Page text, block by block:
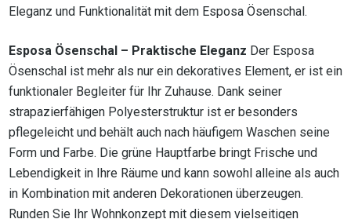
Eleganz und Funktionalität mit dem Esposa Ösenschal.
Esposa Ösenschal – Praktische Eleganz Der Esposa
Ösenschal ist mehr als nur ein dekoratives Element, er ist ein
funktionaler Begleiter für Ihr Zuhause. Dank seiner
strapazierfähigen Polyesterstruktur ist er besonders
pflegeleicht und behält auch nach häufigem Waschen seine
Form und Farbe. Die grüne Hauptfarbe bringt Frische und
Lebendigkeit in Ihre Räume und kann sowohl alleine als auch
in Kombination mit anderen Dekorationen überzeugen.
Runden Sie Ihr Wohnkonzept mit diesem vielseitigen